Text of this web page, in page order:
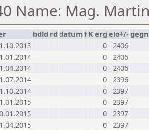
Name: Mag.
bdld rd datumf Kerg elo+/-
0 2406
0 2406
0 2406
0 2396
0 2397
0 2397
0 2397
0 2397